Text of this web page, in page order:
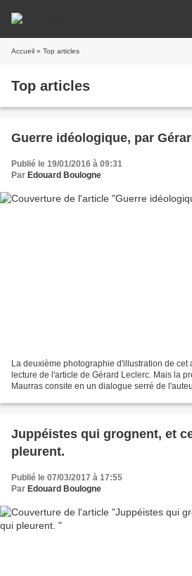
Accueil » Top articles
Top articles
Guerre idéologique, par
Publié le 19/01/2016 à 09:31
Par Edouard Boulogne
La deuxième photographie d'illustration de cet
lecture de l'article de Gérard Leclerc. Mais la
Maurras consite en un dialogue serré de
Juppéistes qui grognent, et
pleurent.
Publié le 07/03/2017 à 17:55
Par Edouard Boulogne